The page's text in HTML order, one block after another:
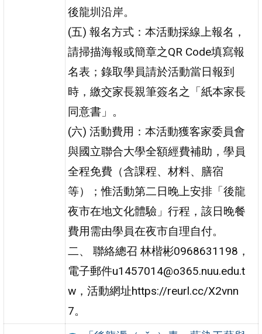
後龍圳沿岸。
(五) 報名方式：本活動採線上報名，
請掃描海報或簡章之QR Code填寫報
名表；錄取學員請於活動當日報到
時，繳交家長親筆簽名之「紙本家長
同意書」。
(六) 活動費用：本活動獲客家委員會
與國立聯合大學全額經費補助，學員
全程免費（含課程、材料、膳宿
等）；惟活動第二日晚上安排「後龍
夜市在地文化體驗」行程，該日晚餐
費用需由學員在夜市自理自付。
二、 聯絡總召 林楷彬0968631198，
電子郵件u1457014@o365.nuu.edu.t
w，活動網址https://reurl.cc/X2vnn
7。